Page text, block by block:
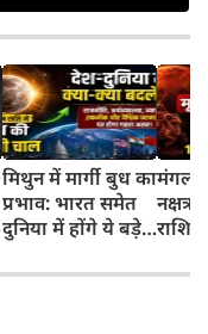
मिथुन में मार्गी बुध का
प्रभाव: भारत समेत
दुनिया में होंगे ये बड़े
मंगल
नक्षत्र
किसे